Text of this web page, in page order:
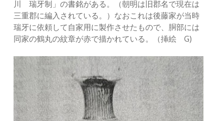
川 瑞牙制」の書銘がある。（朝明は旧郡名で現在は
三重郡に編入されている。）なおこれは後藤家が当時
瑞牙に依頼して自家用に製作させたもので、胴部には
同家の鶴丸の紋章が赤で描かれている。（挿絵 G)